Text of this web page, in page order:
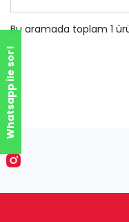
Bu aramada toplam 1
Whatsapp ile sor!